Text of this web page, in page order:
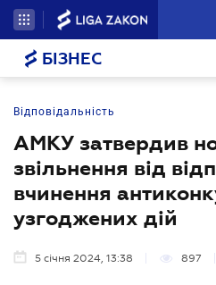
БІЗНЕС
Відповідальність
АМКУ затвердив
звільнення від
вчинення
узгоджених дій
5 січня 2024, 13:38 897